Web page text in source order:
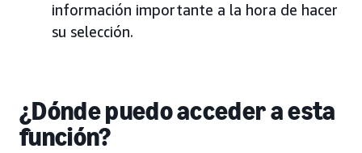
información importante a la hora de hacer
su selección.
¿Dónde puedo acceder a esta
función?